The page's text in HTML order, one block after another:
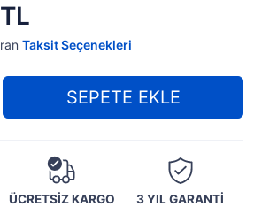
Taksit Seçenekleri
ÜCRETSİZ KARGO 3 YILGARANTİ